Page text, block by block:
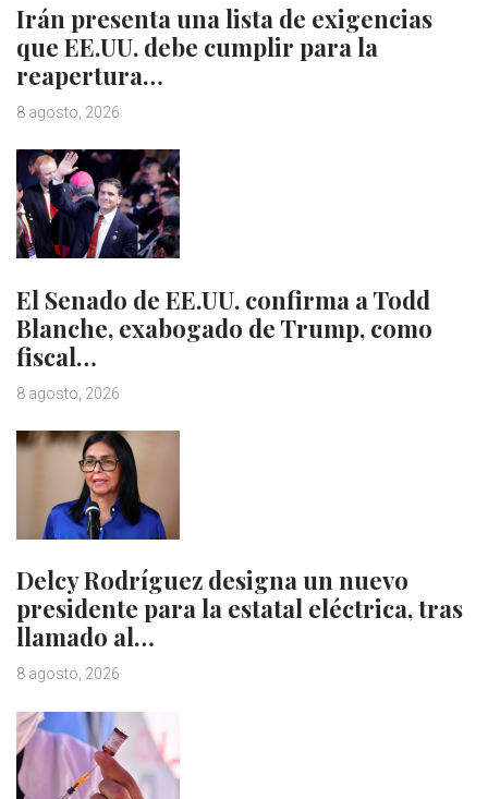
Irán presenta una lista de exigencias
que EE.UU. debe cumplir para la
reapertura…
8 agosto, 2026
El Senado de EE.UU. confirma a Todd
Blanche, exabogado de Trump, como
fiscal…
8 agosto, 2026
Delcy Rodríguez designa un nuevo
presidente para la estatal eléctrica, tras
llamado al…
8 agosto, 2026